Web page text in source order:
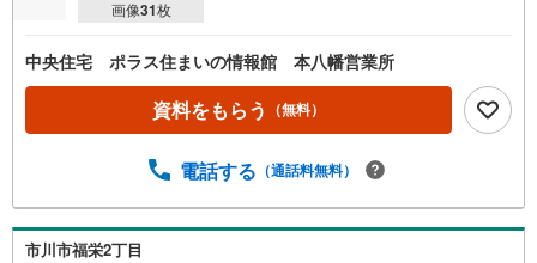
画像31枚
中央住宅 ポラス住まいの情報館 本八幡営業所
資料をもらう （無料）
電話する （通話料無料）
市川市福栄2丁目